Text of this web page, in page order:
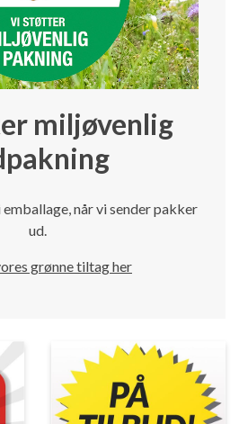
miljøvenlig
når vi sender pakker
ud.
grønne tiltag her